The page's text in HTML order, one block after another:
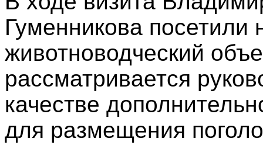
Гуменникова
животноводческий
рассматривается
качестве
для размещения